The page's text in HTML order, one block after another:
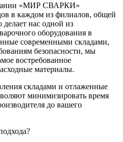
«МИР СВАРКИ»
в каждом из филиалов, общей
нас одной из
оборудования в
современными складами,
безопасности, мы
востребованное
материалы.
складами и отлаженные
минимизировать время
до вашего